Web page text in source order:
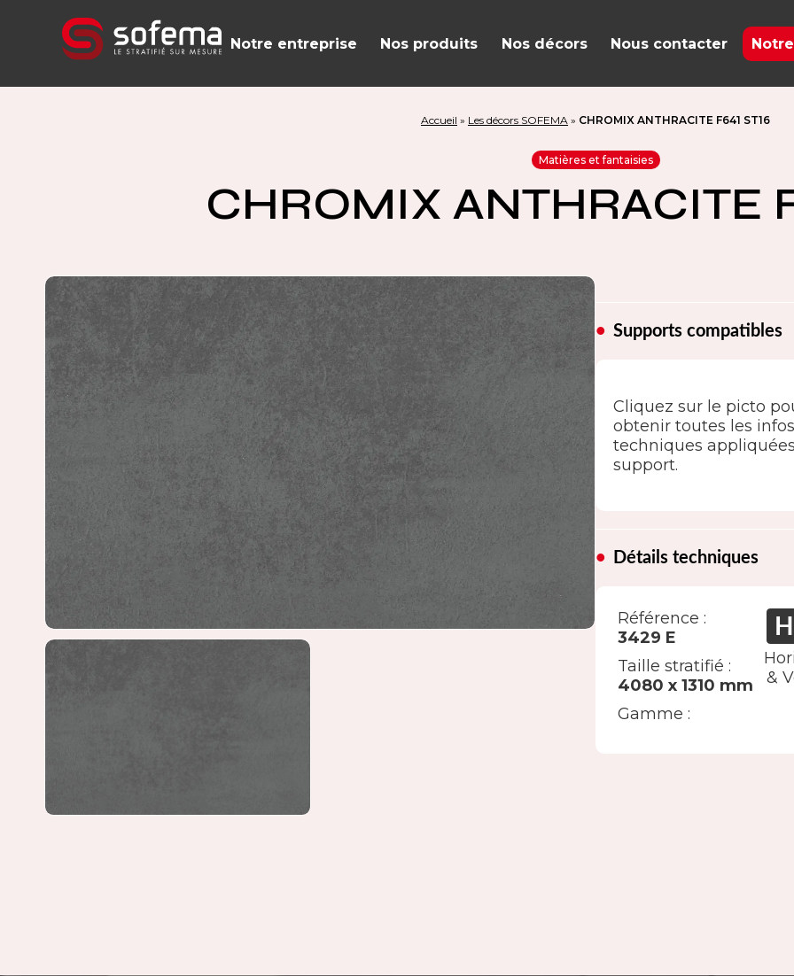
Notre entreprise Nos produits Nos décors Nous contacter
Accueil » Les décors SOFEMA » CHROMIX ANTHRACITE F641 ST16
Matières et fantaisies
CHROMIX ANTHRACITE
Supports compatibles
Cliquez sur le picto
obtenir toutes les infos
techniques
support.
Détails techniques
Référence :
3429 E
Taille stratifié :
4080 x 1310 mm
Gamme :
&